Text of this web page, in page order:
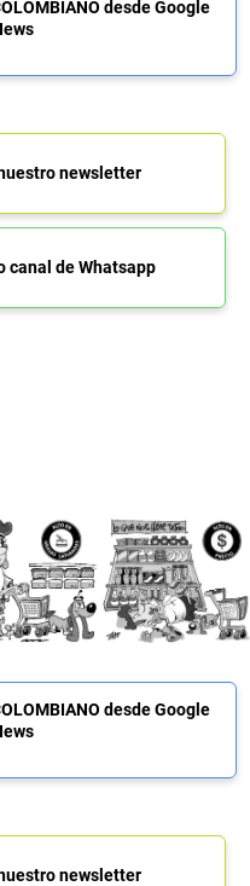
desde Google
newsletter
canal de Whatsapp
desde Google
newsletter